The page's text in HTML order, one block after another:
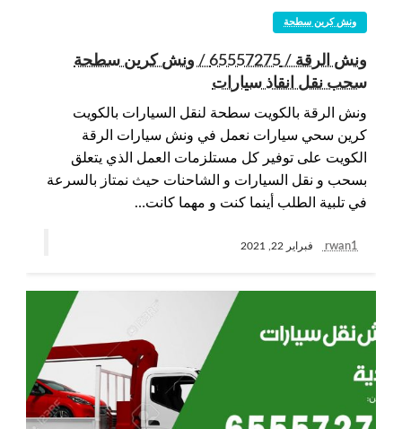
ونش كرين سطحة
ونش الرقة / 65557275 / ونش كرين سطحة
سحب نقل انقاذ سيارات
ونش الرقة بالكويت سطحة لنقل السيارات بالكويت
كرين سحي سيارات نعمل في ونش سيارات الرقة
الكويت على توفير كل مستلزمات العمل الذي يتعلق
بسحب و نقل السيارات و الشاحنات حيث نمتاز بالسرعة
في تلبية الطلب أينما كنت و مهما كانت…
rwan1 فبراير 22, 2021